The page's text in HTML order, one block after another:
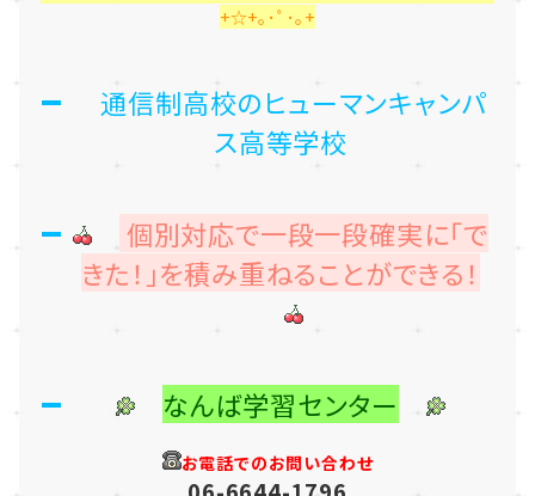
+☆+｡･ﾟ･｡+
通信制高校のヒューマンキャンパ
ス高等学校
個別対応で一段一段確実に「で
きた！」を積み重ねることができる！
なんば学習センター
お電話でのお問い合わせ